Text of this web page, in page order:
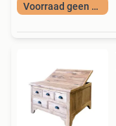
Voorraad geen Huus